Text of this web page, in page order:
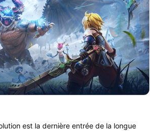
est la dernière entrée de la longue